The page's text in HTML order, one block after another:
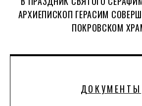
ДОКУМЕНТЫ
АРХИЕПИСКОП ГЕРАСИМ
ПОКРОВСКОМ